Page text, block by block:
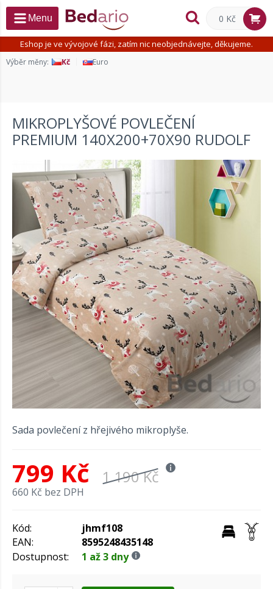
Eshop je ve vývojové fázi, zatím nic neobjednávejte, děkujeme.
Výběr měny: Kč Euro
Menu 0 Kč
MIKROPLYŠOVÉ POVLEČENÍ
PREMIUM 140X200+70X90 RUDOLF
Sada povlečení z hřejivého mikroplyše.
799 Kč 1 190 Kč
660 Kč bez DPH
Kód:
jhmf108
EAN:
8595248435148
Dostupnost:
1 až 3 dny